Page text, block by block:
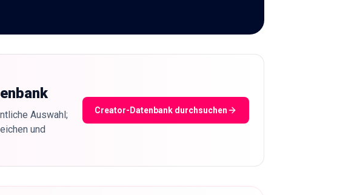
Auswahl;
und
Creator-Datenbank durchsuchen